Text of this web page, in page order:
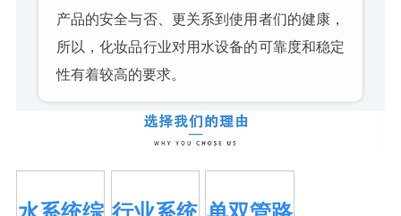
产品的安全与否、更关系到使用者们的健康，
所以，化妆品行业对用水设备的可靠度和稳定
性有着较高的要求。